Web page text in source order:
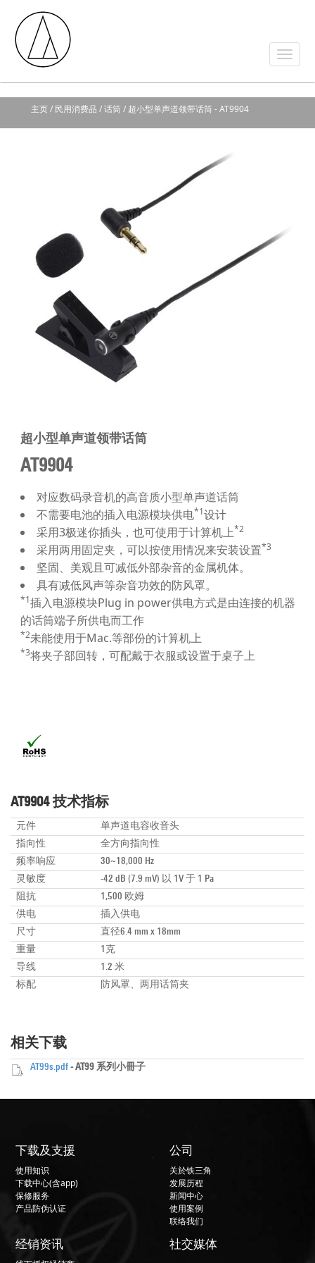
主页/ 民用消费品 / 话筒 / 超小型单声道领带话筒 - AT9904
超小型单声道领带话筒
AT9904
对应数码录音机的高音质小型单声道话筒
不需要电池的插入电源模块供电*1设计
采用3极迷你插头，也可使用于计算机上*2
采用两用固定夹，可以按使用情况来安装设置*3
坚固、美观且可减低外部杂音的金属机体。
具有减低风声等杂音功效的防风罩。
*1插入电源模块Plug in power供电方式是由连接的机器
的话筒端子所供电而工作
*2未能使用于Mac.等部份的计算机上
*3将夹子部回转，可配戴于衣服或设置于桌子上
AT9904 技术指标
元件
单声道电容收音头
指向性
全方向指向性
频率响应
30~18,000 Hz
灵敏度
-42 dB (7.9 mV) 以 1V 于 1 Pa
阻抗
1,500 欧姆
供电
插入供电
尺寸
直径6.4 mm x 18mm
重量
1克
导线
1.2 米
标配
防风罩、两用话筒夹
相关下载
AT99s.pdf - AT99 系列小冊子
下载及支援
使用知识
下载中心(含app)
保修服务
产品防伪认证
公司
关於铁三角
发展历程
新闻中心
使用案例
联络我们
经销资讯 社交媒体